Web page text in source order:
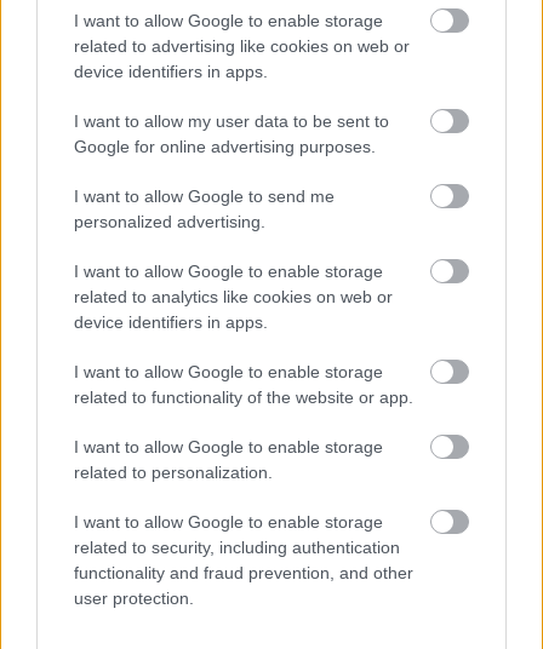
I want to allow Google to enable storage
related to advertising like cookies on web or
device identifiers in apps.
I want to allow my user data to be sent to
Google for online advertising purposes.
I want to allow Google to send me
personalized advertising.
I want to allow Google to enable storage
related to analytics like cookies on web or
device identifiers in apps.
I want to allow Google to enable storage
related to functionality of the website or app.
I want to allow Google to enable storage
related to personalization.
I want to allow Google to enable storage
related to security, including authentication
functionality and fraud prevention, and other
user protection.
Orvos figyelmeztet: ezt az apró reggeli tünetet ne
Ezért párásodik be állandóan az ablak – egyszerűbb a